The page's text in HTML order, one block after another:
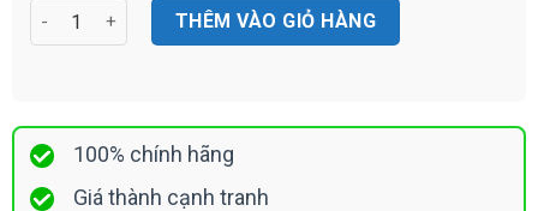
Switch CISCO SF250-48HP-K9-EU 48-port 10/100 PoE+
THÊM VÀO GIỎ HÀNG
100% chính hãng
Giá thành cạnh tranh